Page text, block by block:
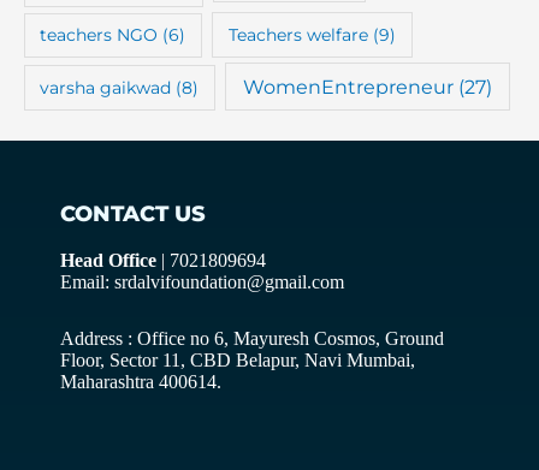
teachers NGO (6) Teachers welfare(9)
varsha gaikwad (8) WomenEntrepreneur (27)
CONTACT US
Head Office | 7021809694
Email: srdalvifoundation@gmail.com
Address : Office no 6, Mayuresh Cosmos, Ground
Floor, Sector 11, CBD Belapur, Navi Mumbai,
Maharashtra 400614.